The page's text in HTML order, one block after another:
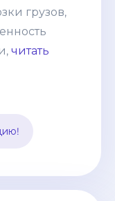
грузов,
читать
заказу.